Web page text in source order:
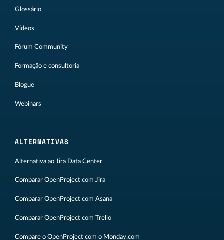
Glossário
Vídeos
Fórum Community
Formação e consultoria
Blogue
Webinars
ALTERNATIVAS
Alternativa ao Jira Data Center
Comparar OpenProject com Jira
Comparar OpenProject com Asana
Comparar OpenProject com Trello
Compare o OpenProject com o Monday.com